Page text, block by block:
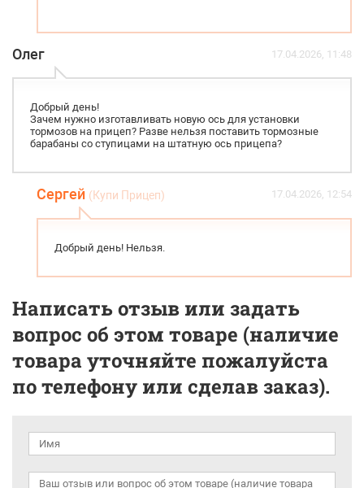
Олег 17.04.2026, 11:48
Добрый день!
Зачем нужно изготавливать новую ось для установки
тормозов на прицеп? Разве нельзя поставить тормозные
барабаны со ступицами на штатную ось прицепа?
Сергей (Купи Прицеп) 17.04.2026, 12:54
Добрый день! Нельзя.
Написать отзыв или задать
вопрос об этом товаре (наличие
товара уточняйте пожалуйста
по телефону или сделав заказ).